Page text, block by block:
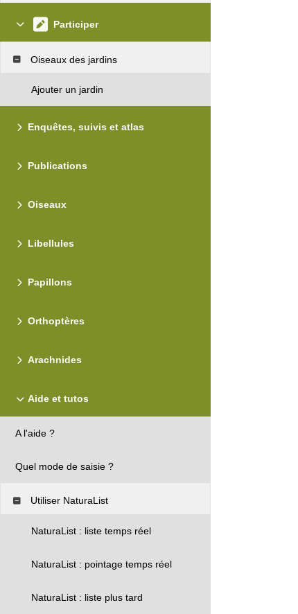
Participer
Oiseaux des jardins
Ajouter un jardin
Enquêtes, suivis et atlas
Publications
Oiseaux
Libellules
Papillons
Orthoptères
Arachnides
Aide et tutos
A l'aide ?
Quel mode de saisie ?
Utiliser NaturaList
NaturaList : liste temps réel
NaturaList : pointage temps réel
NaturaList : liste plus tard